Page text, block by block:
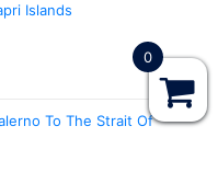
Islands
To The Strait Of
0